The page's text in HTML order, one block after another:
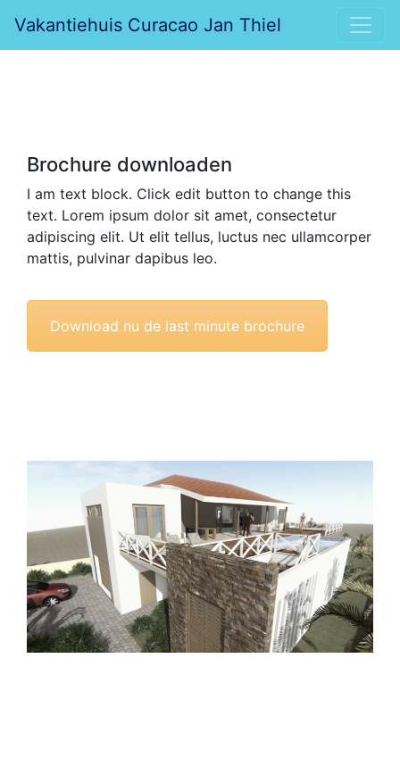
Vakantiehuis Curacao Jan Thiel
Brochure downloaden
I am text block. Click edit button to change this
text. Lorem ipsum dolor sit amet, consectetur
adipiscing elit. Ut elit tellus, luctus nec ullamcorper
mattis, pulvinar dapibus leo.
Download nu de last minute brochure